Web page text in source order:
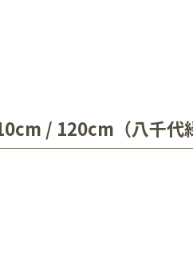
フィール写真・宣材写真
ペット
/ 120cm（八千代